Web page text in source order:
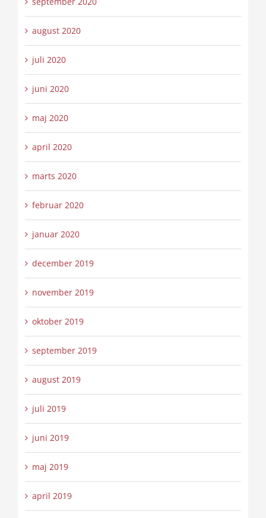
august 2020
juli 2020
juni 2020
maj 2020
april 2020
marts 2020
februar 2020
januar 2020
december 2019
november 2019
oktober 2019
september 2019
august 2019
juli 2019
juni 2019
maj 2019
april 2019